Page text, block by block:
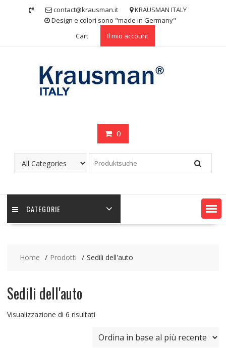
contact@krausman.it
KRAUSMAN ITALY
Design e colori sono "made in Germany"
Cart
Il mio account
0
CATEGORIE
Home Prodotti Sedili dell'auto
Sedili dell'auto
Visualizzazione di 6 risultatiOrdina
base